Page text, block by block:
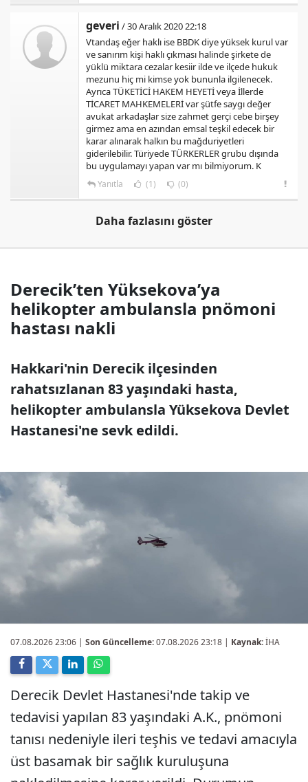
geveri / 30 Aralık 2020 22:18
Vtandaş eğer haklı ise BBDK diye yüksek kurul var
ve sanırım kişi haklı çıkması halinde şirkete de
yüklü miktara cezalar kesiir ilde ve ilçede hukuk
mezunu hiç mi kimse yok bununla ilgilenecek.
Ayrıca TÜKETİCİ HAKEM HEYETİ veya İllerde
TİCARET MAHKEMELERİ var şütfe saygı değer
avukat arkadaşlar size zahmet gerçi cebe birşey
girmez ama en azından emsal teşkil edecek bir
karar alınarak halkın bu mağduriyetleri
giderilebilir. Türiyede TÜRKERLER grubu dışında
bu uygulamayı yapan var mı bilmiyorum. K
Yanıtla (1) (0)
Daha fazlasını göster
Derecik’ten Yüksekova’ya
helikopter ambulansla pnömoni
hastası nakli
Hakkari'nin Derecik ilçesinden
rahatsızlanan 83 yaşındaki hasta,
helikopter ambulansla Yüksekova Devlet
Hastanesi'ne sevk edildi.
07.08.2026 23:06 | Son Güncelleme:07.08.2026 23:18 | Kaynak:İHA
Derecik Devlet Hastanesi'nde takip ve
tedavisi yapılan 83 yaşındaki A.K., pnömoni
tanısı nedeniyle ileri teşhis ve tedavi amacıyla
üst basamak bir sağlık kuruluşuna